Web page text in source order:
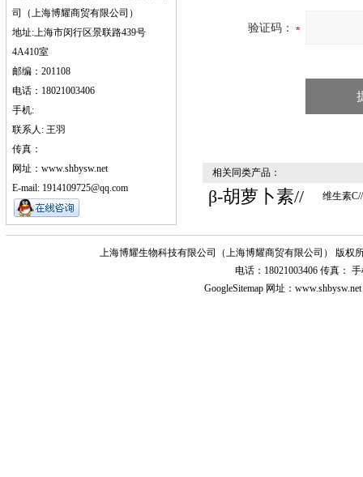
司（上海博耀商贸有限公司）
地址:上海市闵行区景联路439号
4A410室
邮编：201108
电话：18021003406
手机:
联系人: 王羽
传真：
网址：www.shbysw.net
E-mail: 1914109725@qq.com
验证码：
相关同类产品：
β-胡萝卜素// 维生素C//
上海博耀生物科技有限公司（上海博耀商贸有限公司） 版权
电话：18021003406 传真：
GoogleSitemap 网址：